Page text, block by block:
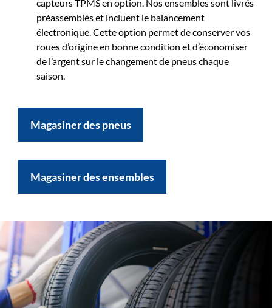
capteurs TPMS en option. Nos ensembles sont livrés
préassemblés et incluent le balancement
électronique. Cette option permet de conserver vos
roues d’origine en bonne condition et d’économiser
de l’argent sur le changement de pneus chaque
saison.
Magasiner des pneus
Magasiner des ensembles